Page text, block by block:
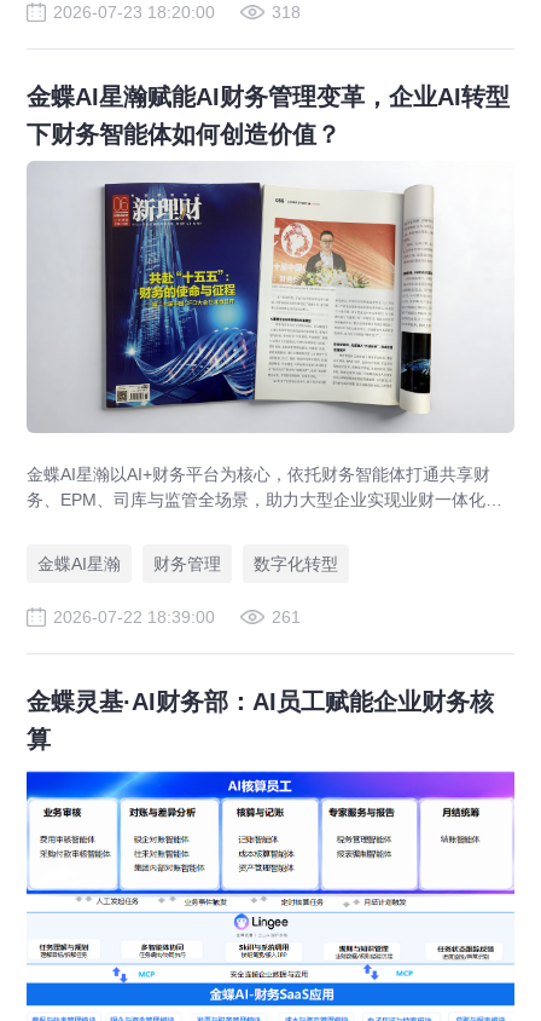
2026-07-23 18:20:00 318
金蝶AI星瀚赋能AI财务管理变革，企业AI转型
下财务智能体如何创造价值？
金蝶AI星瀚以AI+财务平台为核心，依托财务智能体打通共享财
务、EPM、司库与监管全场景，助力大型企业实现业财一体化与
局、华为、通威等领先企业的共同选择。
金蝶AI星瀚 财务管理 数字化转型
2026-07-22 18:39:00 261
金蝶灵基·AI财务部：AI员工赋能企业财务核
算